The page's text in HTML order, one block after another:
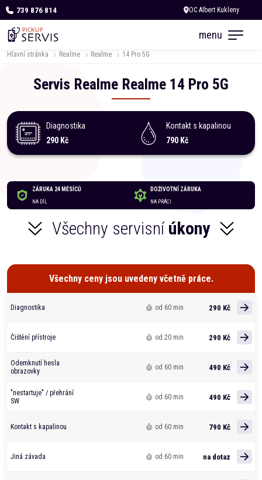
739 876 814
Zítra otevřeno od 10:00
menu
Hlavní stránka Realme Realme 14 Pro 5G
Servis Realme Realme 14 Pro 5G
Diagnostika
290 Kč
Kontakt s kapalinou
790 Kč
ZÁRUKA 24 MĚSÍCŮ
NA DÍL
DOŽIVOTNÍ ZÁRUKA
NA PRÁCI
Všechny servisní úkony
Všechny ceny jsou uvedeny včetně práce.
Diagnostika od 60 min 290 Kč
Čištění přístroje od 20 min 290 Kč
Odemknutí hesla
obrazovky
od 60 min 490 Kč
"nestartuje" / přehrání
SW
od 60 min 490 Kč
Kontakt s kapalinou od 60 min 790 Kč
Jiná závada od 60 min na dotaz